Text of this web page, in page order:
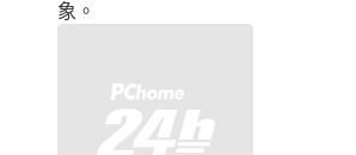
象。